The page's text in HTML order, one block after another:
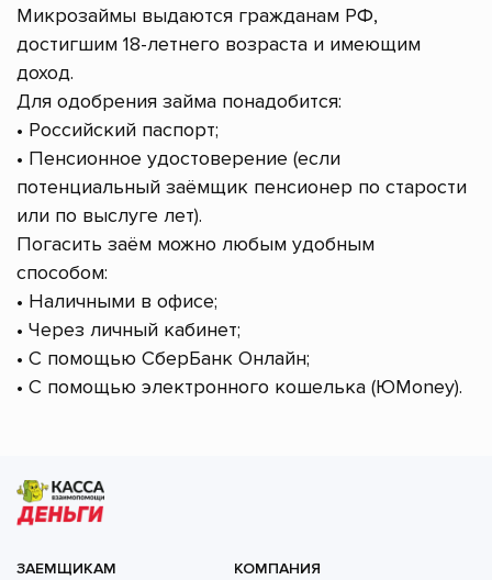
Микрозаймы выдаются гражданам РФ,
достигшим 18-летнего возраста и имеющим
доход.
Для одобрения займа понадобится:
• Российский паспорт;
• Пенсионное удостоверение (если
потенциальный заёмщик пенсионер по старости
или по выслуге лет).
Погасить заём можно любым удобным
способом:
• Наличными в офисе;
• Через личный кабинет;
• С помощью СберБанк Онлайн;
• С помощью электронного кошелька (ЮMoney).
ЗАЕМЩИКАМ КОМПАНИЯ